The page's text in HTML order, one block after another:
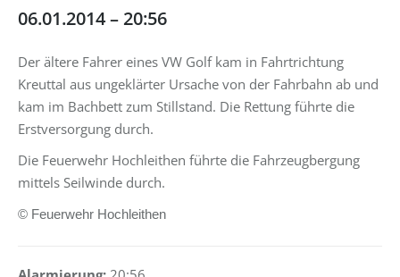
06.01.2014 – 20:56
Der ältere Fahrer eines VW Golf kam in Fahrtrichtung
Kreuttal aus ungeklärter Ursache von der Fahrbahn ab und
kam im Bachbett zum Stillstand. Die Rettung führte die
Erstversorgung durch.
Die Feuerwehr Hochleithen führte die Fahrzeugbergung
mittels Seilwinde durch.
© Feuerwehr Hochleithen